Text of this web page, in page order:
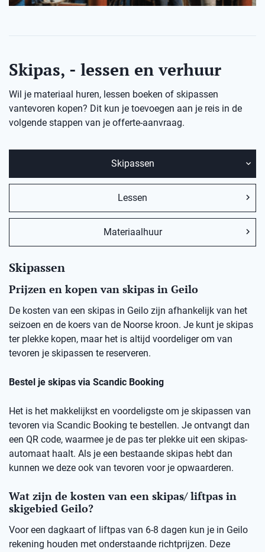
Skipas, - lessen en verhuur
Wil je materiaal huren, lessen boeken of skipassen
vantevoren kopen? Dit kun je toevoegen aan je reis in de
volgende stappen van je offerte-aanvraag.
Skipassen
Lessen
Materiaalhuur
Skipassen
Prijzen en kopen van skipas in Geilo
De kosten van een skipas in Geilo zijn afhankelijk van het
seizoen en de koers van de Noorse kroon. Je kunt je skipas
ter plekke kopen, maar het is altijd voordeliger om van
tevoren je skipassen te reserveren.
Bestel je skipas via Scandic Booking
Het is het makkelijkst en voordeligste om je skipassen van
tevoren via Scandic Booking te bestellen. Je ontvangt dan
een QR code, waarmee je de pas ter plekke uit een skipas-
automaat haalt. Als je een bestaande skipas hebt dan
kunnen we deze ook van tevoren voor je opwaarderen.
Wat zijn de kosten van een skipas/ liftpas in
skigebied Geilo?
Voor een dagkaart of liftpas van 6-8 dagen kun je in Geilo
rekening houden met onderstaande richtprijzen. Deze